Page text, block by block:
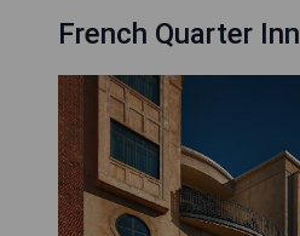
French Quarter Inn